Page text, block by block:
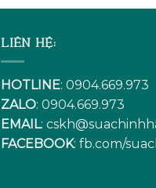
LIÊN HỆ:
HOTLINE: 0904.669.973
ZALO: 0904.669.973
EMAIL:
FACEBOOK: fb.com/